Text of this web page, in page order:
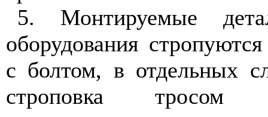
5. Монтируемые
оборудования
с болтом, в отдельных
строповка тросом